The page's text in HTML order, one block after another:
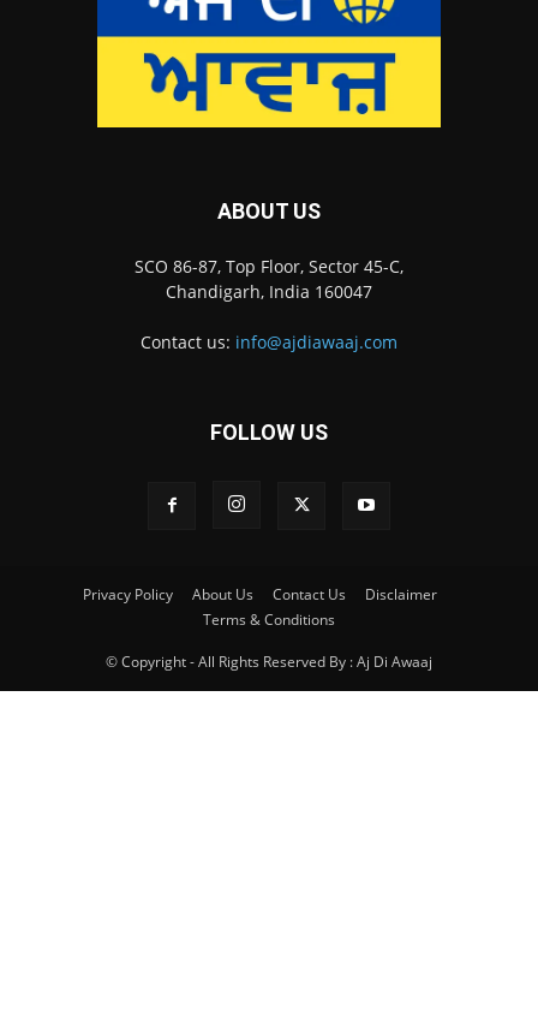
ABOUT US
SCO 86-87, Top Floor, Sector 45-C,
Chandigarh, India 160047
Contact us: info@ajdiawaaj.com
FOLLOW US
Privacy Policy About Us Contact Us
Disclaimer
Terms & Conditions
© Copyright - All Rights Reserved By : Aj Di Awaaj